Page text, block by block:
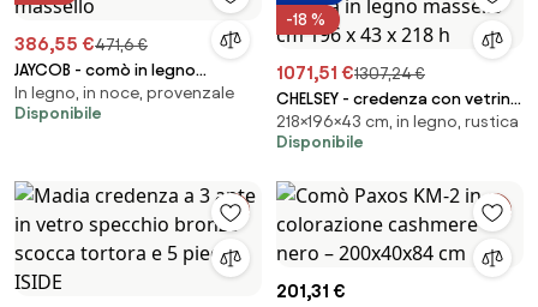
386,55 €471,6 €
JAYCOB - comò in legno
massello
In legno, in noce, provenzale
Disponibile
-18 %
1071,51 €1307,24 €
CHELSEY - credenza con vetrina
in legno massello cm 196 x 43 x
218 h
218×196×43 cm, in legno, rustica
Disponibile
201,31 €